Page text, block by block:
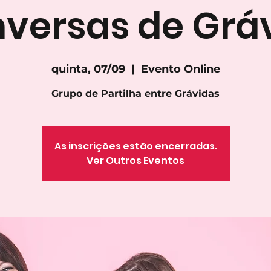
de
quinta, 07/09
  |
Evento Online
As inscrições estão encerradas.
Ver Outros Eventos